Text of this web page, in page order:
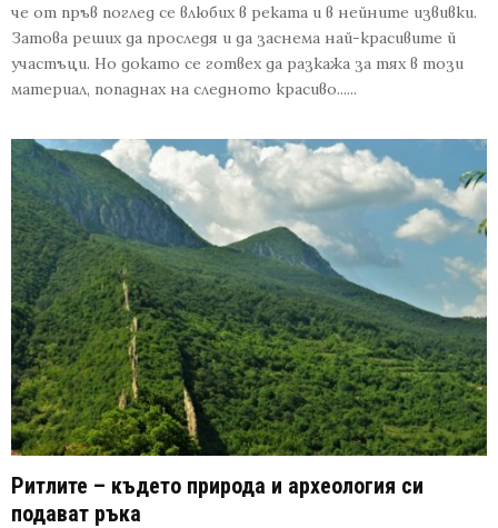
че от пръв поглед се влюбих в реката и в нейните извивки.
Затова реших да проследя и да заснема най-красивите й
участъци. Но докато се готвех да разкажа за тях в този
материал, попаднах на следното красиво......
Ритлите – където природа и археология си
подават ръка